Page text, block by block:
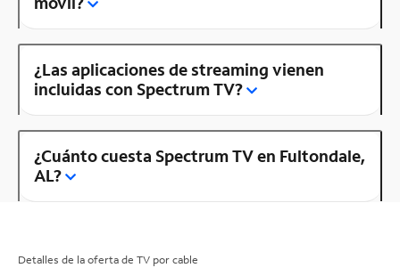
¿Las aplicaciones de streaming vienen
incluidas con Spectrum TV?
¿Cuánto cuesta Spectrum TV en Fultondale,
AL?
Detalles de la oferta de TV por cable